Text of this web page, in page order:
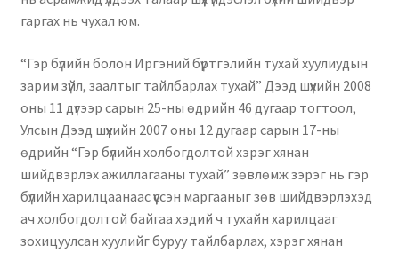
гаргах нь чухал юм.
“Гэр бүлийн болон Иргэний бүртгэлийн тухай хуулиудын
зарим зүйл, заалтыг тайлбарлах тухай” Дээд шүүхийн 2008
оны 11 дүгээр сарын 25-ны өдрийн 46 дугаар тогтоол,
Улсын Дээд шүүхийн 2007 оны 12 дугаар сарын 17-ны
өдрийн “Гэр бүлийн холбогдолтой хэрэг хянан
шийдвэрлэх ажиллагааны тухай” зөвлөмж зэрэг нь гэр
бүлийн харилцаанаас үүссэн маргааныг зөв шийдвэрлэхэд
ач холбогдолтой байгаа хэдий ч тухайн харилцааг
зохицуулсан хуулийг буруу тайлбарлах, хэрэг хянан